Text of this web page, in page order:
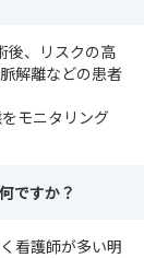
後、リスクの高
解離などの患者
モニタリング
ですか？
看護師が多い明